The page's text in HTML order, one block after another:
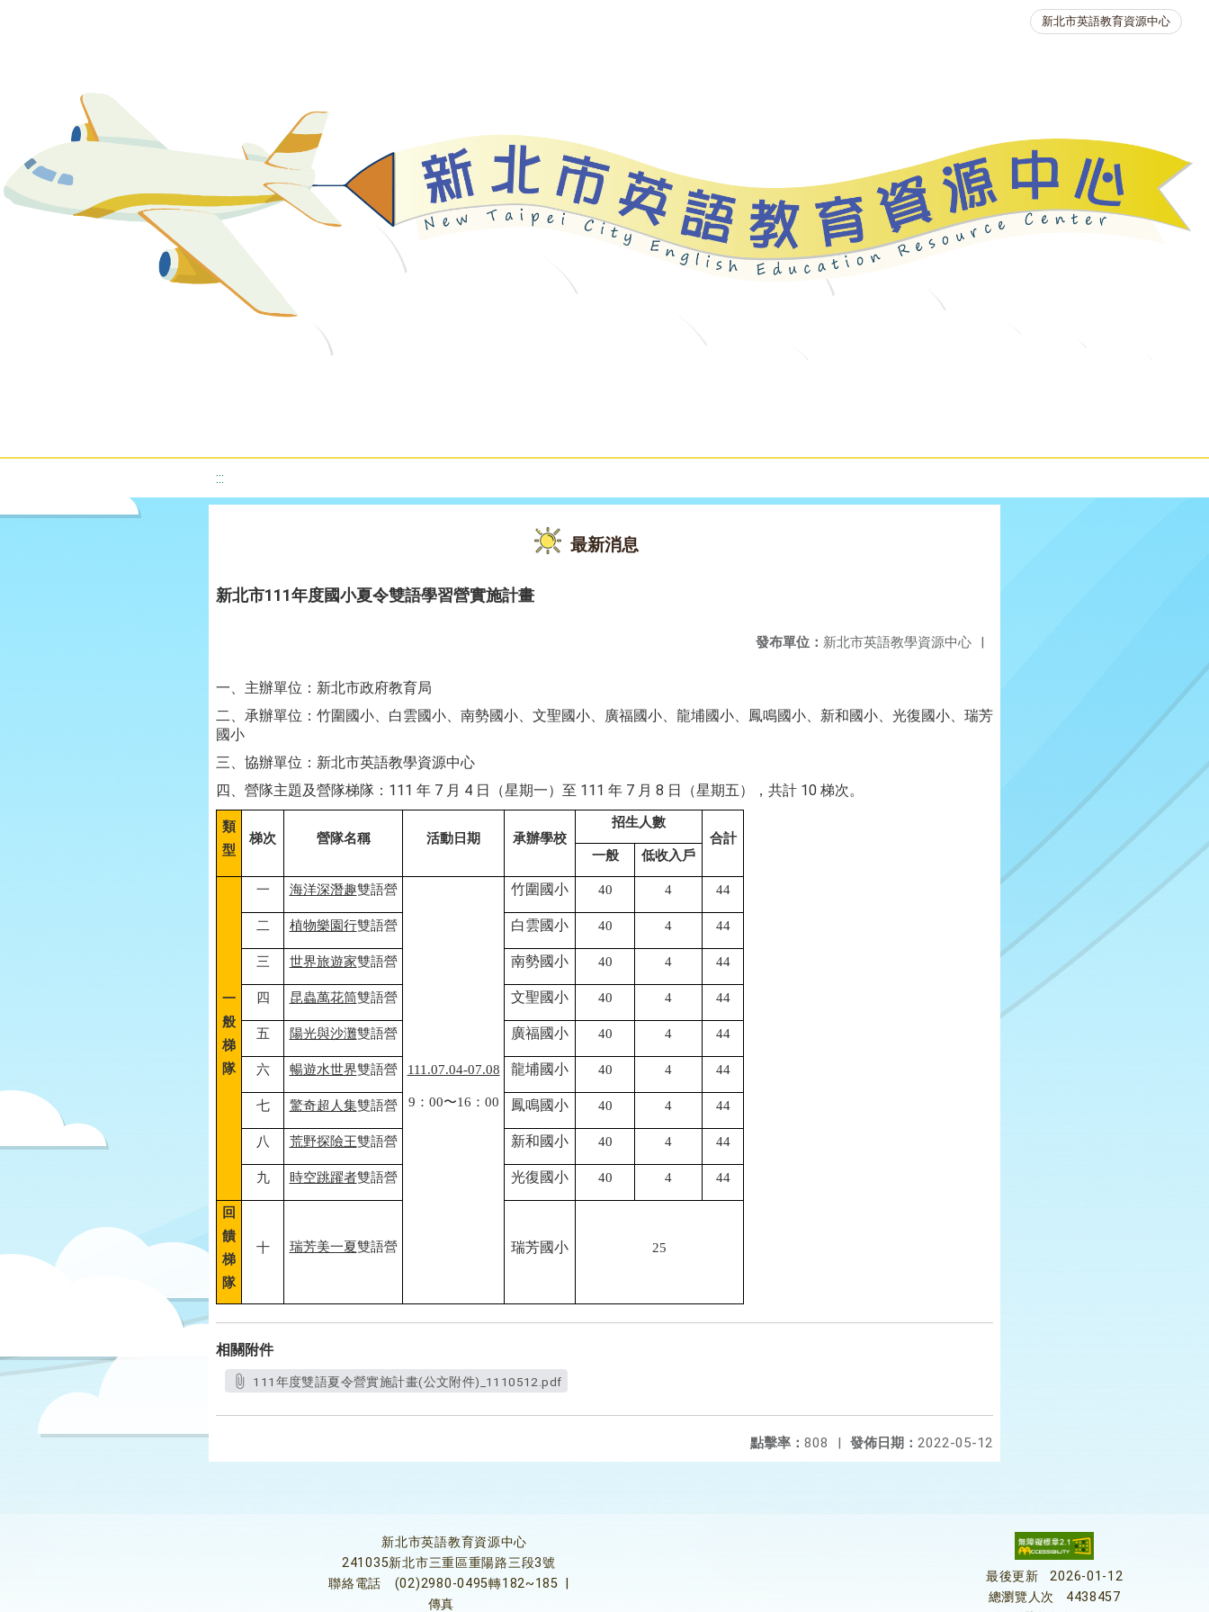
新北市英語教育資源中心
:::
最新消息
新北市111年度國小夏令雙語學習營實施計畫
發布單位： 新北市英語教學資源中心 |
一、主辦單位：新北市政府教育局
二、承辦單位：竹圍國小、白雲國小、南勢國小、文聖國小、廣福國小、龍埔國小、鳳鳴國小、新和國小、光復國小、瑞芳
國小
三、協辦單位：新北市英語教學資源中心
四、營隊主題及營隊梯隊：111 年 7 月 4 日（星期一）至 111 年 7 月 8 日（星期五），共計 10 梯次。
類
型
梯次 營隊名稱 活動日期 承辦學校
招生人數
合計
一般
低收入戶
一
般
梯
隊
一 海洋深潛趣雙語營
111.07.04-07.08
9：00〜16：00
竹圍國小 40 4 44
二 植物樂園行雙語營 白雲國小 40 4 44
三 世界旅遊家雙語營 南勢國小 40 4 44
四 昆蟲萬花筒雙語營 文聖國小 40 4 44
五 陽光與沙灘雙語營 廣福國小 40 4 44
六 暢遊水世界雙語營 龍埔國小 40 4 44
七 驚奇超人集雙語營 鳳鳴國小 40 4 44
八 荒野探險王雙語營 新和國小 40 4 44
九 時空跳躍者雙語營 光復國小 40 4 44
回
饋
梯
隊
十 瑞芳美一夏雙語營 瑞芳國小 25
相關附件
111年度雙語夏令營實施計畫(公文附件)_1110512.pdf
發佈日期： 2022-05-12
點擊率： 808 |
新北市英語教育資源中心
241035新北市三重區重陽路三段3號
聯絡電話
(02)2980-0495轉182~185
傳真
最後更新
2026-01-12
總瀏覽人次
4438457